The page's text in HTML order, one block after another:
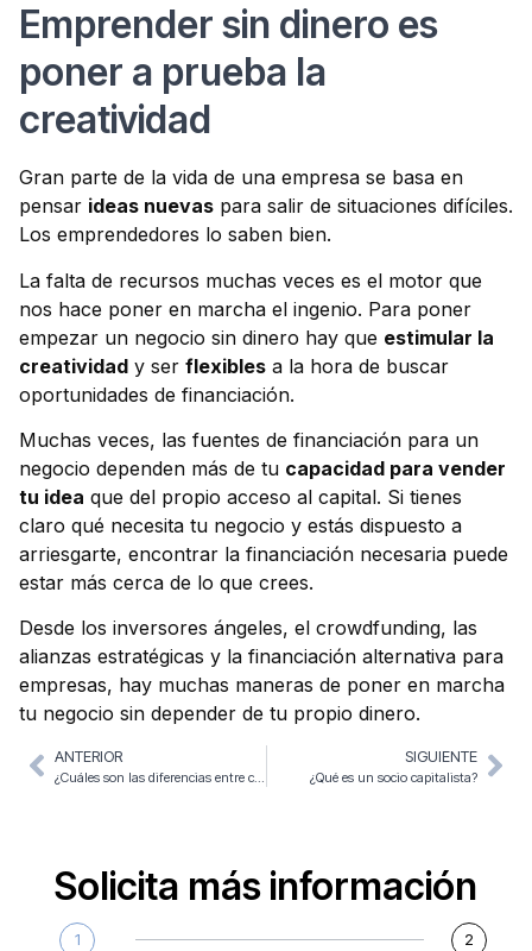
Emprender sin dinero es
poner a prueba la
creatividad
Gran parte de la vida de una empresa se basa en
pensar ideas nuevas para salir de situaciones difíciles.
Los emprendedores lo saben bien.
La falta de recursos muchas veces es el motor que
nos hace poner en marcha el ingenio. Para poner
empezar un negocio sin dinero hay que estimular la
creatividad y ser flexibles a la hora de buscar
oportunidades de financiación.
Muchas veces, las fuentes de financiación para un
negocio dependen más de tu capacidad para vender
tu idea que del propio acceso al capital. Si tienes
claro qué necesita tu negocio y estás dispuesto a
arriesgarte, encontrar la financiación necesaria puede
estar más cerca de lo que crees.
Desde los inversores ángeles, el crowdfunding, las
alianzas estratégicas y la financiación alternativa para
empresas, hay muchas maneras de poner en marcha
tu negocio sin depender de tu propio dinero.
ANTERIOR SIGUIENTE
¿Qué es un socio capitalista?
Solicita más información
1
2